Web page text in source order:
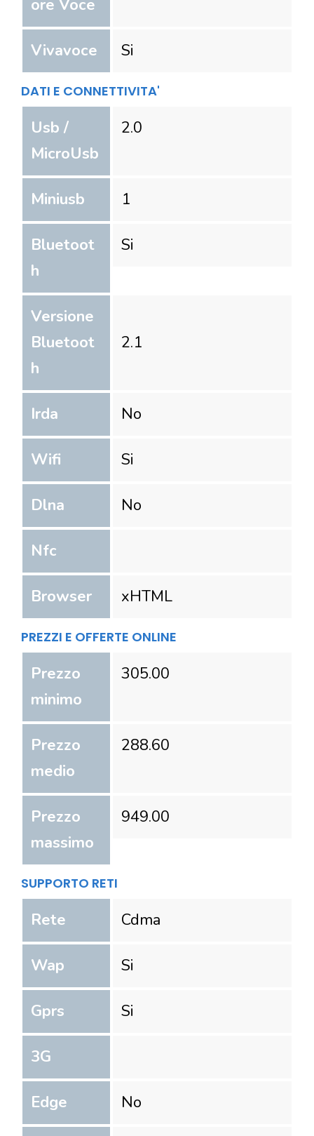
ore Voce
Vivavoce Si
DATI E CONNETTIVITA'
Usb /
MicroUsb
2.0
Miniusb 1
Bluetoot
h
Si
Versione
Bluetoot
h
2.1
Irda No
Wifi Si
Dlna No
Nfc
Browser xHTML
PREZZI E OFFERTE ONLINE
Prezzo
minimo
305.00
Prezzo
medio
288.60
Prezzo
massimo
949.00
SUPPORTO RETI
Rete Cdma
Wap Si
Gprs Si
3G
Edge No